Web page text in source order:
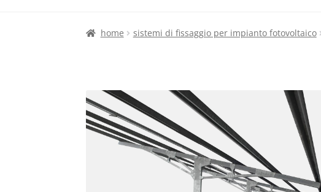
Home Cart Checkout Chi siamo Contatti My account
home sistemi di fissaggio per impianto fotovoltaico